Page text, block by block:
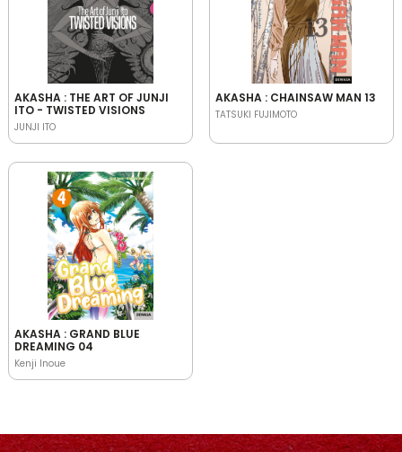
AKASHA : THE ART OF JUNJI
ITO - TWISTED VISIONS
JUNJI ITO
AKASHA : CHAINSAW MAN 13
TATSUKI FUJIMOTO
AKASHA : GRAND BLUE
DREAMING 04
Kenji Inoue